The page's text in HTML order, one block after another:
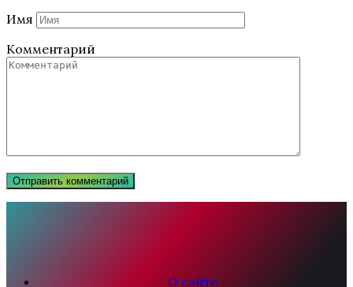
Имя
Комментарий
О сайте